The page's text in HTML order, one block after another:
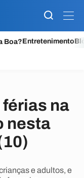
Boa?Entretenimento
na
nesta
e adultos, e